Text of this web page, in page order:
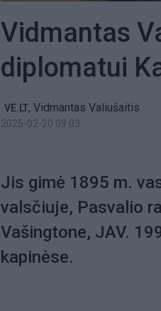
Vidmantas
diplomatui
VE.LT, Vidmantas Valiušaitis
2025-02-20 09:03
Jis gimė 1895 m.
valsčiuje, Pasvalio
Vašingtone, JAV.
kapinėse.